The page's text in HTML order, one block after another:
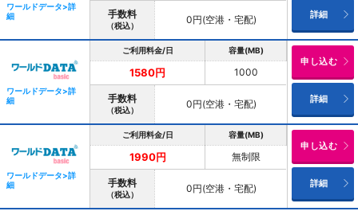
ワールドデータ>詳
細
手数料
（税込） 0円(空港・宅配) 詳細
ワールドデータ>詳
細
ご利用料金/日 容量(MB)
1580円 1000
手数料
（税込） 0円(空港・宅配)
申し込む
詳細
ワールドデータ>詳
細
ご利用料金/日 容量(MB)
1990円 無制限
手数料
（税込） 0円(空港・宅配)
申し込む
詳細